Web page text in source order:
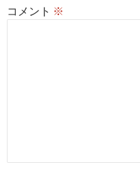
コメント ※